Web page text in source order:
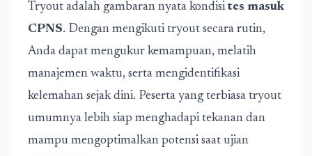
Tryout adalah gambaran nyata kondisi tes masuk
CPNS. Dengan mengikuti tryout secara rutin,
Anda dapat mengukur kemampuan, melatih
manajemen waktu, serta mengidentifikasi
kelemahan sejak dini. Peserta yang terbiasa tryout
umumnya lebih siap menghadapi tekanan dan
mampu mengoptimalkan potensi saat ujian